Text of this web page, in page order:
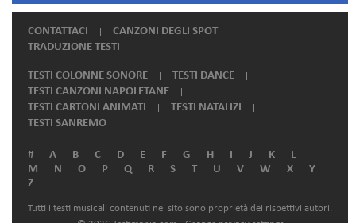
CONTATTACI
CANZONI DEGLI SPOT
TRADUZIONE TESTI
TESTI COLONNE SONORE
TESTI DANCE
TESTI CANZONI NAPOLETANE
TESTI CARTONI ANIMATI
TESTI NATALIZI
TESTI SANREMO
# A B C D E F G H I J K
L
M
N O P Q R S T U V W X
Y
Z
Tutti i testi musicali contenuti nel sito sono proprietà dei rispettivi autori.